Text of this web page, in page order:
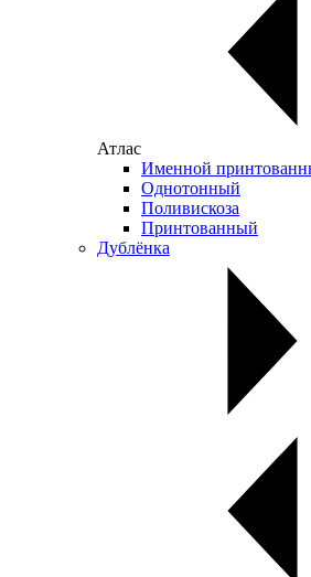
Атлас
Именной
Однотонный
Поливискоза
Принтованный
Дублёнка